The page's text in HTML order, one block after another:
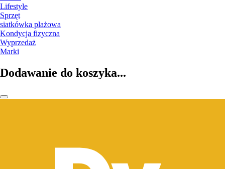
Lifestyle
Sprzęt
siatkówka plażowa
Kondycja fizyczna
Wyprzedaż
Marki
Dodawanie do koszyka...